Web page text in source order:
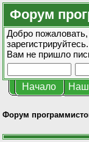
Форум
Добро пожаловать,
зарегистрируйтесь.
Вам не пришло
Начало
Форум